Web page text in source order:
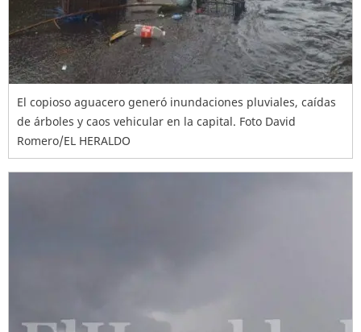
El copioso aguacero generó inundaciones pluviales, caídas
de árboles y caos vehicular en la capital. Foto David
Romero/EL HERALDO